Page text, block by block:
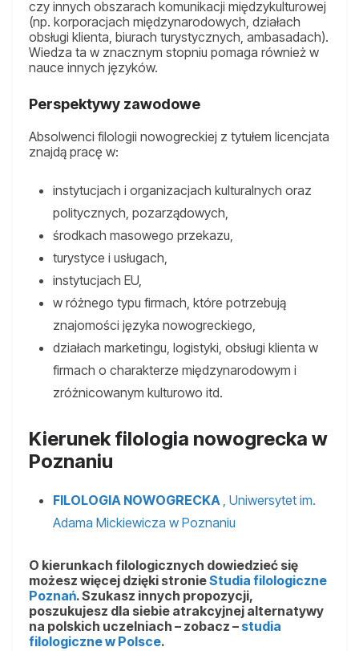
czy innych obszarach komunikacji międzykulturowej
(np. korporacjach międzynarodowych, działach
obsługi klienta, biurach turystycznych, ambasadach).
Wiedza ta w znacznym stopniu pomaga również w
nauce innych języków.
Perspektywy zawodowe
Absolwenci filologii nowogreckiej z tytułem licencjata
znajdą pracę w:
instytucjach i organizacjach kulturalnych oraz
politycznych, pozarządowych,
środkach masowego przekazu,
turystyce i usługach,
instytucjach EU,
w różnego typu firmach, które potrzebują
znajomości języka nowogreckiego,
działach marketingu, logistyki, obsługi klienta w
firmach o charakterze międzynarodowym i
zróżnicowanym kulturowo itd.
Kierunek filologia nowogrecka w
Poznaniu
FILOLOGIA NOWOGRECKA , Uniwersytet im.
Adama Mickiewicza w Poznaniu
O kierunkach filologicznych dowiedzieć się
możesz więcej dzięki stronieStudia filologiczne
Poznań. Szukasz innych propozycji,
poszukujesz dla siebie atrakcyjnej alternatywy
na polskich uczelniach – zobacz – studia
filologiczne w Polsce.